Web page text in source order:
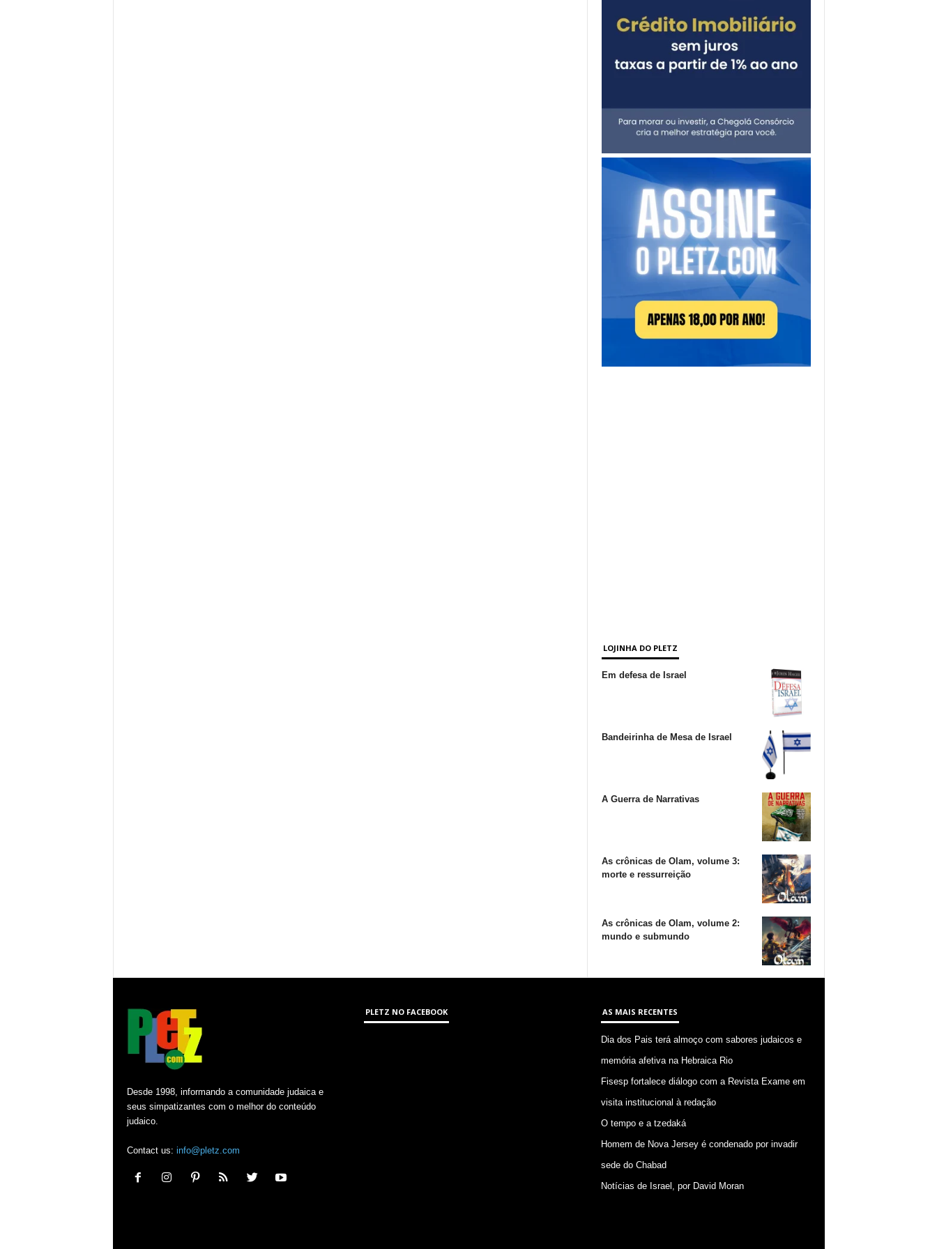
LOJINHA DO PLETZ
Em defesa de Israel
Bandeirinha de Mesa de Israel
A Guerra de Narrativas
As crônicas de Olam, volume 3:
morte e ressurreição
As crônicas de Olam, volume 2:
mundo e submundo
Desde 1998, informando a comunidade judaica e
seus simpatizantes com o melhor do conteúdo
judaico.
Contact us: info@pletz.com
PLETZ NO FACEBOOK AS MAIS RECENTES
Dia dos Pais terá almoço com sabores judaicos e
memória afetiva na Hebraica Rio
Fisesp fortalece diálogo com a Revista Exame em
visita institucional à redação
O tempo e a tzedaká
Homem de Nova Jersey é condenado por invadir
sede do Chabad
Notícias de Israel, por David Moran